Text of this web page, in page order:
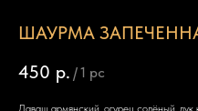
ШАУРМА
450 р. /1 pc
Лаваш армянский, огурец солёный,